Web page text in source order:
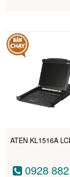
ATEN KL1516A
0928